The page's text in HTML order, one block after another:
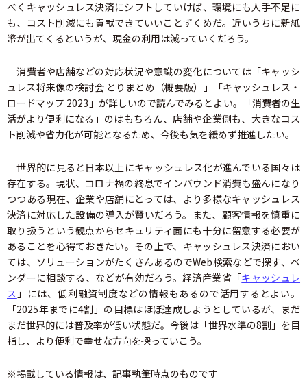
べくキャッシュレス決済にシフトしていけば、環境にも人手不足に
も、コスト削減にも貢献できていいことずくめだ。近いうちに新紙
幣が出てくるというが、現金の利用は減っていくだろう。
消費者や店舗などの対応状況や意識の変化については「キャッシ
ュレス将来像の検討会 とりまとめ（概要版）」「キャッシュレス・
ロードマップ 2023」が詳しいので読んでみるとよい。「消費者の生
活がより便利になる」のはもちろん、店舗や企業側も、大きなコス
ト削減や省力化が可能となるため、今後も気を緩めず推進したい。
世界的に見ると日本以上にキャッシュレス化が進んでいる国々は
存在する。現状、コロナ禍の終息でインバウンド消費も盛んになり
つつある現在、企業や店舗にとっては、より多様なキャッシュレス
決済に対応した設備の導入が賢いだろう。また、顧客情報を慎重に
取り扱うという観点からセキュリティ面にも十分に留意する必要が
あることを心得ておきたい。その上で、キャッシュレス決済におい
ては、ソリューションがたくさんあるのでWeb検索などで探す、ベ
ンダーに相談する、などが有効だろう。経済産業省「キャッシュレ
ス 」には、低利融資制度などの情報もあるので活用するとよい。
「2025年までに4割」の目標はほぼ達成しようとしているが、まだ
まだ世界的には普及率が低い状態だ。今後は「世界水準の8割」を目
指し、より便利で幸せな方向を探っていこう。
※掲載している情報は、記事執筆時点のものです